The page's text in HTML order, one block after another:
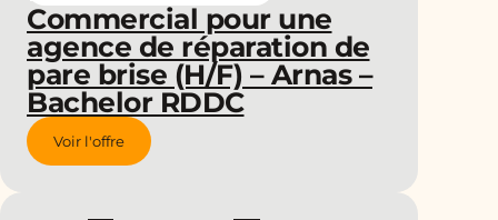
Commercial pour une
agence de réparation de
pare brise (H/F) – Arnas –
Bachelor RDDC
Voir l'offre